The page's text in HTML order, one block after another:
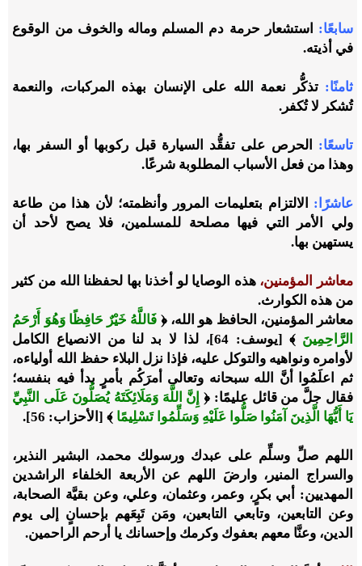
سابعًا:
استشعار حرمة دم المسلم وماله والخوف من الوقوع
في أذيته.
ثامنًا:تذكُّر نعمة الله على الإنسان بهذه المركبات، والنعمة
تُشكر لا تُكفر.
تاسعًا:
الحرص على تفقُّد السيارة قبل ركوبها أو السفر بها،
وهذا من فعل الأسباب المطلوبة شرعًا.
عاشرًا:
الالتزام بتعليمات المرور وأنظمته؛ لأن هذا من طاعة
ولي الأمر التي فيها مصلحة للمسلمين، فلا يصح لأحد أن
يستهين بها.
معاشر المؤمنين،هذه الوصايا لو أخذنا بها لحفظنا الله من كثير
من هذه الكوارث.
معاشر المؤمنين، الحافظ هو الله،﴿ فَاللَّهُ خَيْرٌ حَافِظًا وَهُوَ أَرْحَمُ
الرَّاحِمِينَ ﴾ [يوسف: 64]
، لذا لا بد لنا من الانصياع الكامل
لأوامره ونواهيه والتوكل عليه، فإذا نزل البلاء حفظ الله أولياءه،
ثم اعلَمُوا أنَّ الله سبحانه وتعالى أمرَكُم بأمرٍ بدأ فيه بنفسه؛
فقال جلَّ من قائل عليمًا: ﴿ إِنَّ اللَّهَ وَمَلَائِكَتَهُ يُصَلُّونَ عَلَى النَّبِيِّ
يَا أَيُّهَا الَّذِينَ آمَنُوا صَلُّوا عَلَيْهِ وَسَلِّمُوا تَسْلِيمًا ﴾ [الأحزاب: 56] .
اللهم صلِّ وسلِّم على عبدك ورسولك محمد، البشير النذير،
والسراج المنير، وارضَ اللهم عن الأربعة الخلفاء الراشدين
المهديين: أبي بكرٍ، وعمر، وعثمان، وعلي، وعن بقيَّة الصحابة،
وعن التابعين، وتابعي التابعين، ومَن تَبِعَهم بإحسانٍ إلى يوم
الدين، وعنَّا معهم بعفوك وكرمك وإحسانك يا أرحم الراحمين.